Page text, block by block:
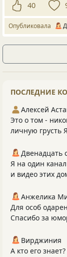
40
Опубликовала
ПОСЛЕДНИЕ
Алексей
Это о том -
личную грусть
Двенадцать
Я на один
и видео этих
Анжелика
Для особ
Спасибо за
Вирджиния
А кто его